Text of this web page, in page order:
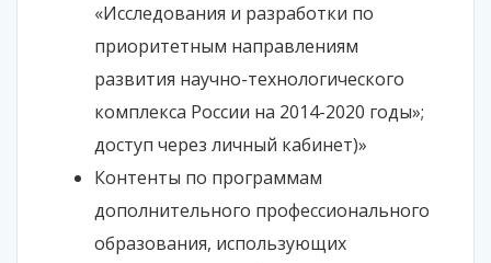
«Исследования и разработки по
приоритетным направлениям
развития научно-технологического
комплекса России на 2014-2020 годы»;
доступ через личный кабинет)»
Контенты по программам
дополнительного профессионального
образования, использующих